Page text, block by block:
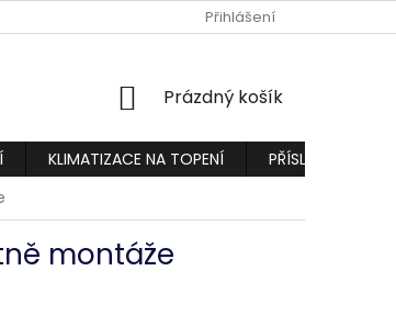
PODMÍNKY OCHRANY OSOBNÍCH ÚDAJŮ
Přihlášení
NÁKUPNÍ
Prázdný košík
KLIMATIZACE NA TOPENÍ
PŘÍSLUŠENSTVÍ
montáže